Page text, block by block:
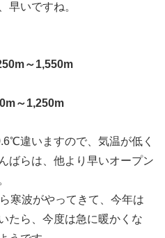
早いですね。
～1,550m
～1,250m
違いますので、気温が低く
ばらは、他より早いオープン
寒波がやってきて、今年は
たら、今度は急に暖かくな